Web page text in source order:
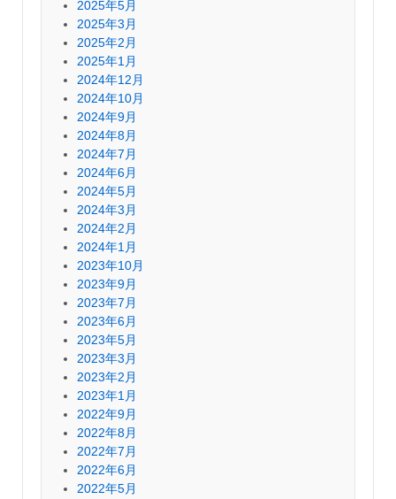
2025年5月
2025年3月
2025年2月
2025年1月
2024年12月
2024年10月
2024年9月
2024年8月
2024年7月
2024年6月
2024年5月
2024年3月
2024年2月
2024年1月
2023年10月
2023年9月
2023年7月
2023年6月
2023年5月
2023年3月
2023年2月
2023年1月
2022年9月
2022年8月
2022年7月
2022年6月
2022年5月